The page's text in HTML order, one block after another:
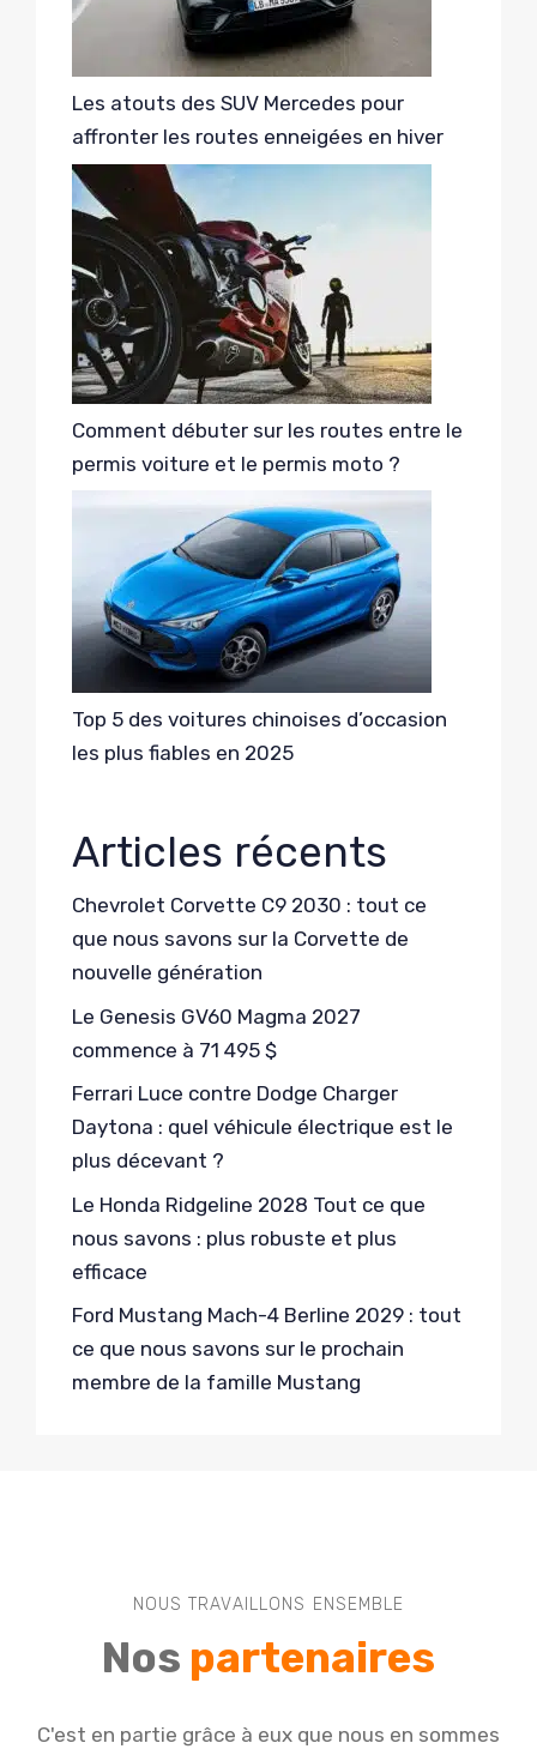
Les atouts des SUV Mercedes pour
affronter les routes enneigées en hiver
Comment débuter sur les routes entre le
permis voiture et le permis moto ?
Top 5 des voitures chinoises d’occasion
les plus fiables en 2025
Articles récents
Chevrolet Corvette C9 2030 : tout ce
que nous savons sur la Corvette de
nouvelle génération
Le Genesis GV60 Magma 2027
commence à 71 495 $
Ferrari Luce contre Dodge Charger
Daytona : quel véhicule électrique est le
plus décevant ?
Le Honda Ridgeline 2028 Tout ce que
nous savons : plus robuste et plus
efficace
Ford Mustang Mach-4 Berline 2029 : tout
ce que nous savons sur le prochain
membre de la famille Mustang
NOUS TRAVAILLONS ENSEMBLE
Nos partenaires
C'est en partie grâce à eux que nous en sommes